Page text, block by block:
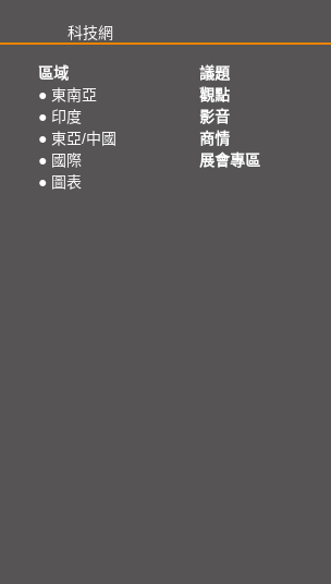
科技網
區域
● 東南亞
● 印度
● 東亞/中國
● 國際
● 圖表
議題
觀點
影音
商情
展會專區